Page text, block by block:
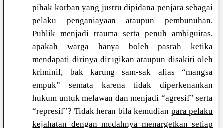
pihak korban yang justru dipidana penjara sebagai
pelaku penganiayaan ataupun pembunuhan.
Publik menjadi trauma serta penuh ambiguitas,
apakah warga hanya boleh pasrah ketika
mendapati dirinya dirugikan ataupun disakiti oleh
kriminil, bak karung sam-sak alias “mangsa
empuk” semata karena tidak diperkenankan
hukum untuk melawan dan menjadi “agresif” serta
“represif”? Tidak heran bila kemudian para pelaku
kejahatan dengan mudahnya menargetkan setiap